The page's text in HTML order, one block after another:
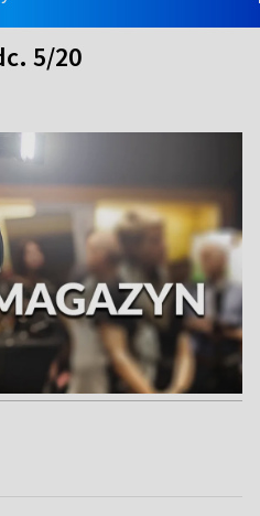
5/20